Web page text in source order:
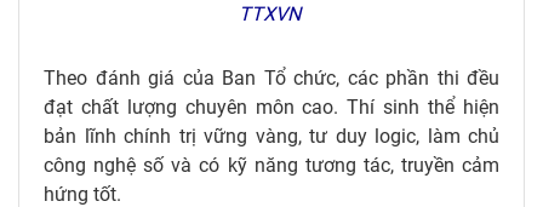
TTXVN
Theo đánh giá của Ban Tổ chức, các phần thi đều
đạt chất lượng chuyên môn cao. Thí sinh thể hiện
bản lĩnh chính trị vững vàng, tư duy logic, làm chủ
công nghệ số và có kỹ năng tương tác, truyền cảm
hứng tốt.